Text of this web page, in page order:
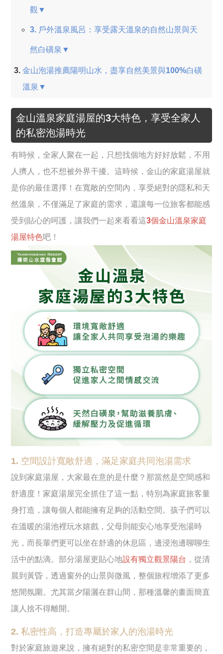
觀▼
3. 戶外溫泉風呂：享受露天溫泉的自然山景與天
然白磺泉▼
金山泡湯推薦陽明山水，盡享自然美景與100%白磺
溫泉▼
金山溫泉家庭湯屋的3大特色，享受全家人
的私密泡湯時光
有時候，全家人聚在一起，只想找個地方好好放鬆，不用
人擠人，也不想被外界干擾。這時候，金山的家庭湯屋就
是你的最佳選擇！在寬敞的空間內，享受絕對的隱私和天
然溫泉，不僅滿足了家庭的需求，還讓每一位旅客都能感
受到貼心的呵護，讓我們一起來看看這3個金山溫泉家庭
湯屋特色吧！
1. 空間設計寬敞舒適，滿足家庭共同泡湯需求
說到家庭湯屋，大家最在意的是什麼？那當然是空間感和
舒適度！家庭湯屋完全抓住了這一點，特別為家庭旅客量
身打造，讓每個人都能擁有足夠的活動空間。孩子們可以
在溫暖的湯池裡玩水嬉戲，父母則能安心地享受泡湯時
光，而長輩們更可以坐在舒適的休息區，邊浸泡邊聊聊生
活中的點滴。部分湯屋更貼心地設有獨立觀景陽台 ，從清
晨到黃昏，透過窗外的山景與微風，整個旅程增添了更多
悠閒氛圍。尤其當夕陽灑在群山間，那種溫馨的畫面簡直
讓人捨不得離開。
2. 私密性高，打造專屬於家人的泡湯時光
對於家庭旅遊來說，擁有絕對的私密空間是非常重要的，